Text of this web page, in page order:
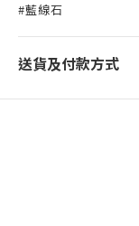
#藍線石
送貨及付款方式